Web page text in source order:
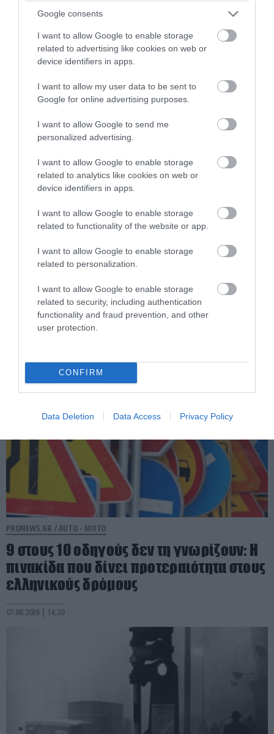
Google consents
I want to allow Google to enable storage
related to advertising like cookies on web or
device identifiers in apps.
I want to allow my user data to be sent to
Google for online advertising purposes.
I want to allow Google to send me
personalized advertising.
I want to allow Google to enable storage
related to analytics like cookies on web or
device identifiers in apps.
I want to allow Google to enable storage
related to functionality of the website or app.
I want to allow Google to enable storage
related to personalization.
I want to allow Google to enable storage
related to security, including authentication
functionality and fraud prevention, and other
user protection.
CONFIRM
Data Deletion Data Access Privacy Policy
PRONEWS.GR /AUTO - MOTO
Η Porsche SE ανακοίνωσε ζημία 2,22 δισ.
ευρώ για το πρώτο εξάμηνο του 2026! –
Πίεση για περικοπές στην Volkswagen
08.08.2026 | 10:48
PRONEWS.GR /AUTO - MOTO
Νέος ΚΟΚ: Η παράβαση του συνοδηγού
που μπορεί να κοστίσει στον οδηγό
δίπλωμα και πινακίδες
PRONEWS.GR / AUTO - MOTO
9 στους 10 οδηγούς δεν τη γνωρίζουν: Η
πινακίδα που δίνει προτεραιότητα στους
ελληνικούς δρόμους
07.08.2026 | 14:30